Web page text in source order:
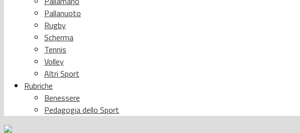
Pallanuoto
Rugby
Scherma
Tennis
Volley
Altri Sport
Rubriche
Benessere
Pedagogia dello Sport